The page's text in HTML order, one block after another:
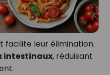
facilite leur élimination.
intestinaux, réduisant